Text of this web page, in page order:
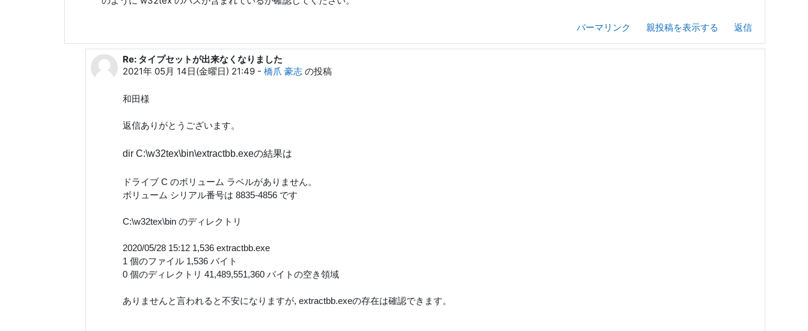
パーマリンク 親投稿を表示する 返信
和田 勇 への返信
Re: タイプセットが出来なくなりました
2021年 05月 14日(金曜日) 21:49 -橋爪 豪志 の投稿
和田様
返信ありがとうございます。
dir C:\w32tex\bin\extractbb.exeの結果は
ドライブ C のボリューム ラベルがありません。
ボリューム シリアル番号は 8835-4856 です
C:\w32tex\bin のディレクトリ
2020/05/28 15:12 1,536 extractbb.exe
1 個のファイル 1,536 バイト
0 個のディレクトリ 41,489,551,360 バイトの空き領域
ありませんと言われると不安になりますが, extractbb.exeの存在は確認できます。